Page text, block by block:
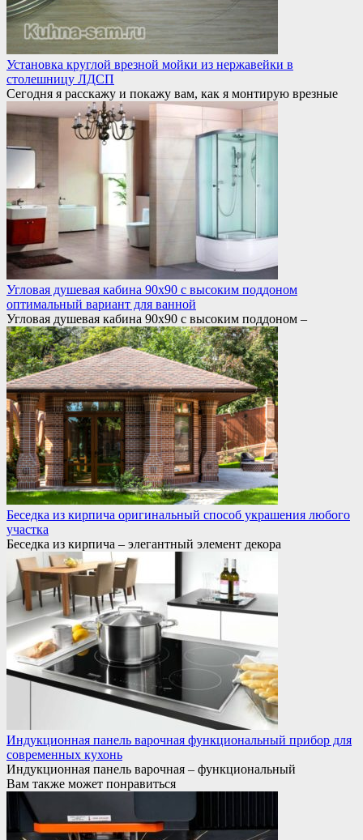
Установка круглой врезной мойки из нержавейки в
столешницу ЛДСП
Сегодня я расскажу и покажу вам, как я монтирую врезные
Угловая душевая кабина 90х90 с высоким поддоном
оптимальный вариант для ванной
Угловая душевая кабина 90х90 с высоким поддоном –
Беседка из кирпича оригинальный способ украшения любого
участка
Беседка из кирпича – элегантный элемент декора
Индукционная панель варочная функциональный прибор для
современных кухонь
Индукционная панель варочная – функциональный
Вам также может понравиться